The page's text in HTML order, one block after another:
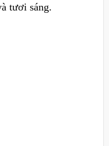
tươi sáng.